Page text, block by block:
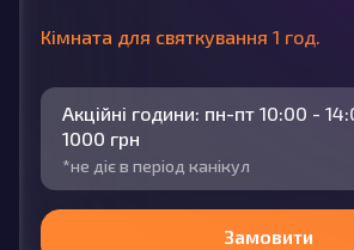
Кімната для святкування 1 год.
Акційні години: пн-пт 10:00 -
1000 грн
*не діє в період канікул
Замовити